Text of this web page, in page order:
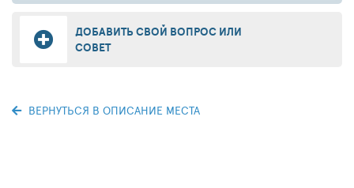
ДОБАВИТЬ СВОЙ ВОПРОС ИЛИ
СОВЕТ
ВЕРНУТЬСЯ В ОПИСАНИЕ МЕСТА